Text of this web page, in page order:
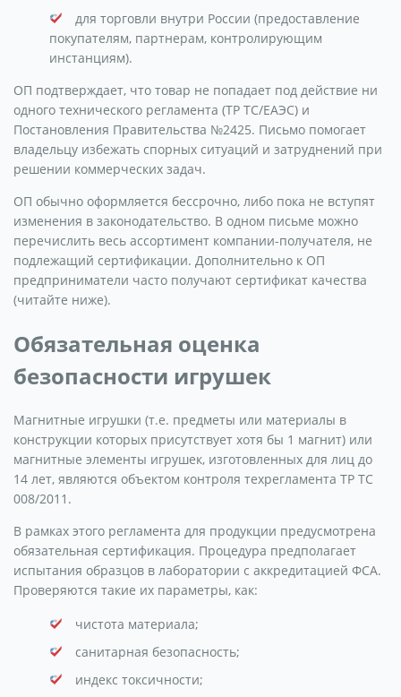
для торговли внутри России (предоставление
покупателям, партнерам, контролирующим
инстанциям).
ОП подтверждает, что товар не попадает под действие ни
одного технического регламента (ТР ТС/ЕАЭС) и
Постановления Правительства №2425. Письмо помогает
владельцу избежать спорных ситуаций и затруднений при
решении коммерческих задач.
ОП обычно оформляется бессрочно, либо пока не вступят
изменения в законодательство. В одном письме можно
перечислить весь ассортимент компании-получателя, не
подлежащий сертификации. Дополнительно к ОП
предприниматели часто получают сертификат качества
(читайте ниже).
Обязательная оценка
безопасности игрушек
Магнитные игрушки (т.е. предметы или материалы в
конструкции которых присутствует хотя бы 1 магнит) или
магнитные элементы игрушек, изготовленных для лиц до
14 лет, являются объектом контроля техрегламента ТР ТС
008/2011.
В рамках этого регламента для продукции предусмотрена
обязательная сертификация. Процедура предполагает
испытания образцов в лаборатории с аккредитацией ФСА.
Проверяются такие их параметры, как:
чистота материала;
санитарная безопасность;
индекс токсичности;